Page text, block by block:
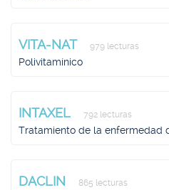
VITA-NAT 979 lecturas
Polivitamínico
INTAXEL 792 lecturas
Tratamiento de la enfermedad
DACLIN 865 lecturas